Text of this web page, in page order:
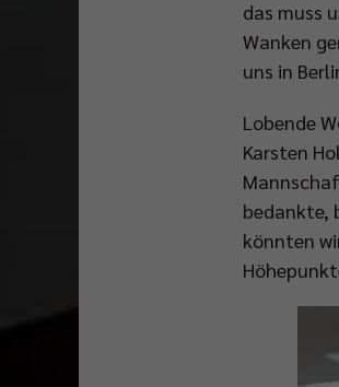
das muss
Wanken
uns in
Lobende
Karsten
bedankte,
könnten